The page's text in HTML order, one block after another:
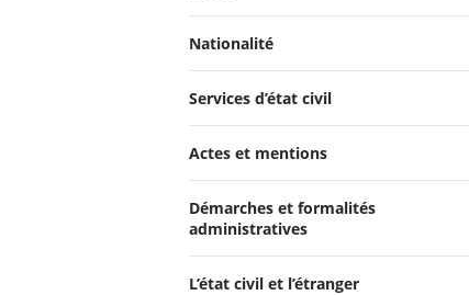
Nationalité
Services d’état civil
Actes et mentions
Démarches et formalités
administratives
L’état civil et l’étranger